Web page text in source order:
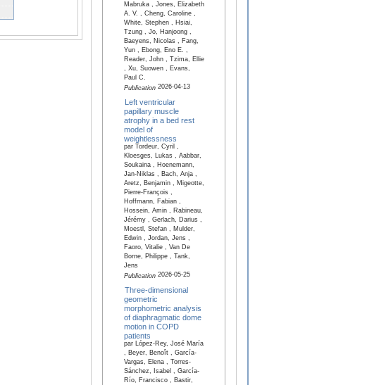
Mabruka , Jones, Elizabeth
A. V. , Cheng, Caroline ,
White, Stephen , Hsiai,
Tzung , Jo, Hanjoong ,
Baeyens, Nicolas , Fang,
Yun , Ebong, Eno E. ,
Reader, John , Tzima, Ellie
, Xu, Suowen , Evans,
Paul C.
Publication2026-04-13
Left ventricular
papillary muscle
atrophy in a bed rest
model of
weightlessness
par Tordeur, Cyril ,
Kloesges, Lukas , Aabbar,
Soukaina , Hoenemann,
Jan-Niklas , Bach, Anja ,
Aretz, Benjamin , Migeotte,
Pierre-François ,
Hoffmann, Fabian ,
Hossein, Amin , Rabineau,
Jérémy , Gerlach, Darius ,
Moestl, Stefan , Mulder,
Edwin , Jordan, Jens ,
Faoro, Vitalie , Van De
Borne, Philippe , Tank,
Jens
Publication2026-05-25
Three-dimensional
geometric
morphometric analysis
of diaphragmatic dome
motion in COPD
patients
par López-Rey, José María
, Beyer, Benoît , García-
Vargas, Elena , Torres-
Sánchez, Isabel , García-
Río, Francisco , Bastir,